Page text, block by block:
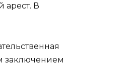
В
заключением